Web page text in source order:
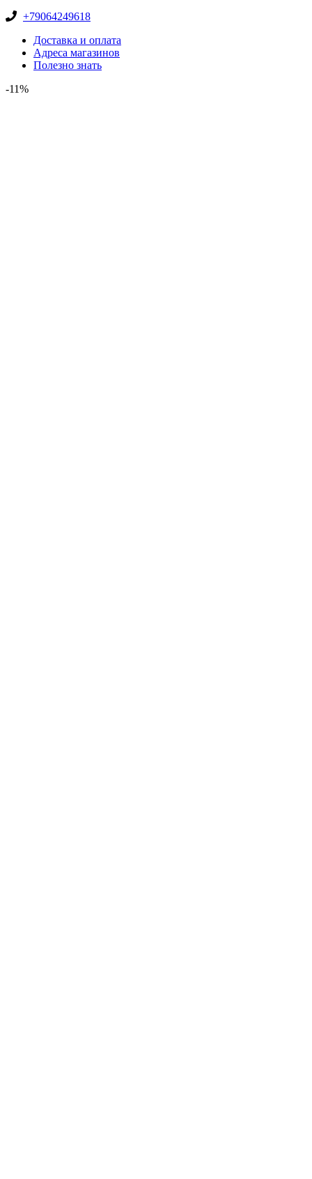
+79064249618
Доставка и оплата
Адреса магазинов
Полезно знать
-11%